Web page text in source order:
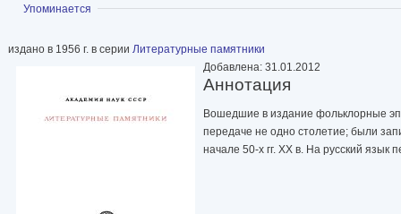
Показать
Упоминается
издано в 1956 г. в серии Литературные памятники
Добавлена: 31.01.2012
Аннотация
Вошедшие в издание фольклорные
передаче не одно столетие; были
начале 50-х гг. XX в. На русский язык